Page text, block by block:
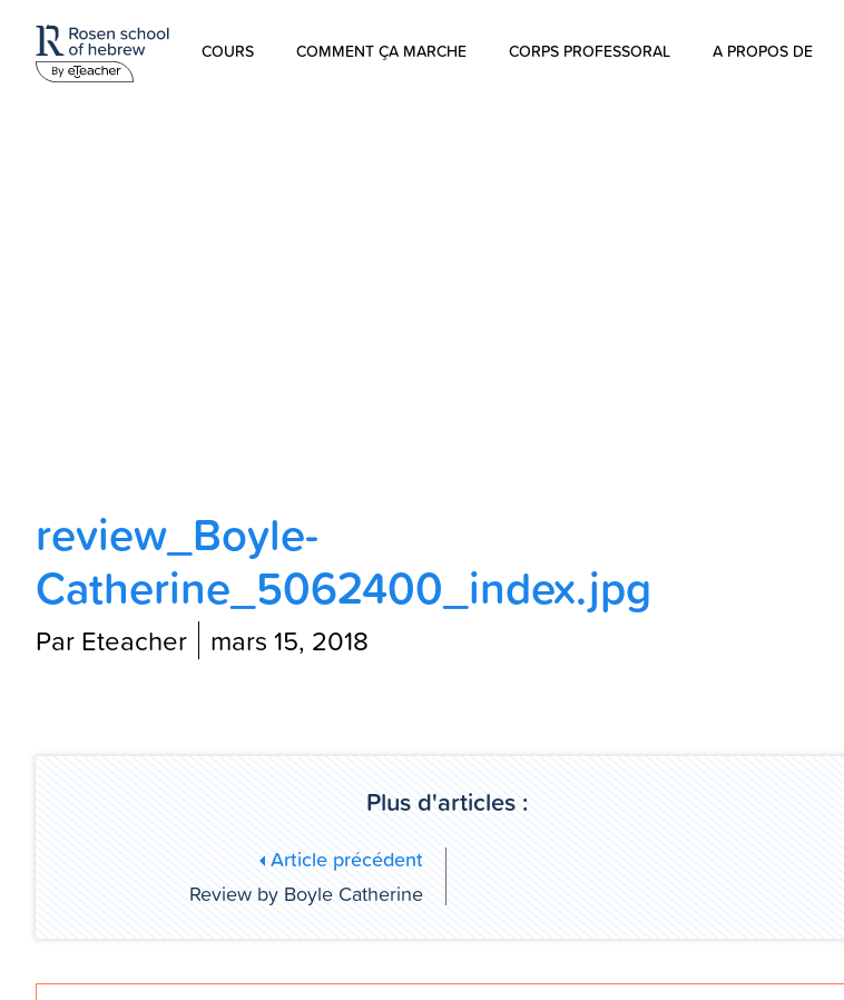
COURS COMMENT ÇA MARCHE CORPS PROFESSORAL A PROPOS DE
review_Boyle-
Catherine_5062400_index.jpg
Par Eteacher mars 15, 2018
Plus d'articles :
Article précédent
Review by Boyle Catherine